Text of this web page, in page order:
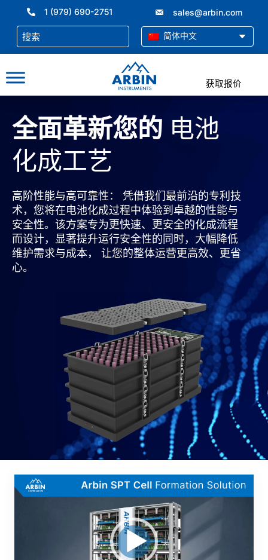
1 (979) 690-2751 sales@arbin.com
简体中文
获取报价
全面革新您的 电池
化成工艺
高阶性能与高可靠性： 凭借我们最前沿的专利技
术，您将在电池化成过程中体验到卓越的性能与
安全性。该方案专为更快速、更安全的化成流程
而设计，显著提升运行安全性的同时，大幅降低
维护需求与成本， 让您的整体运营更高效、更省
心。
频